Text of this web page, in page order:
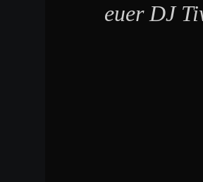
euer DJ